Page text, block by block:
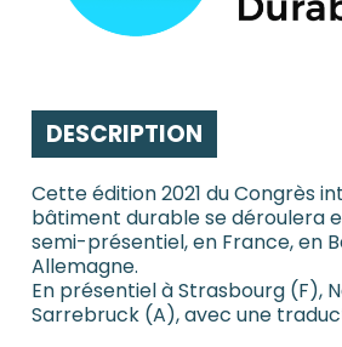
DESCRIPTION
Cette édition 2021 du Congrès
bâtiment durable se déroulera
semi-présentiel, en France, en
Allemagne.
En présentiel à Strasbourg (F),
Sarrebruck (A), avec une